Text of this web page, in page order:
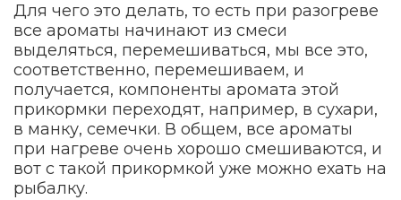
Для чего это делать, то есть при разогреве
все ароматы начинают из смеси
выделяться, перемешиваться, мы все это,
соответственно, перемешиваем, и
получается, компоненты аромата этой
прикормки переходят, например, в сухари,
в манку, семечки. В общем, все ароматы
при нагреве очень хорошо смешиваются, и
вот с такой прикормкой уже можно ехать на
рыбалку.